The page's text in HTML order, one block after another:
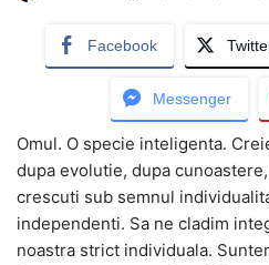
Facebook
Messenger
Omul. O specie inteligenta.
dupa evolutie, dupa
crescuti sub semnul
independenti. Sa ne cladim
noastra strict individuala.